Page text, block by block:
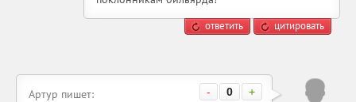
ответить цитировать
- 0 +
Артур пишет: